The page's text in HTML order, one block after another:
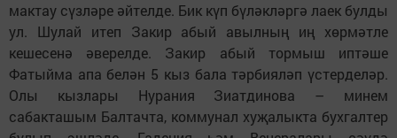
мактау сүзләре әйтелде. Бик күп бүләкләргә лаек булды
ул. Шулай итеп Закир абый авылның иң хөрмәтле
кешесенә әверелде. Закир абый тормыш иптәше
Фатыйма апа белән 5 кыз бала тәрбияләп үстерделәр.
Олы кызлары Нурания Зиатдинова – минем
сабакташым Балтачта, коммунал хуҗалыкта бухгалтер